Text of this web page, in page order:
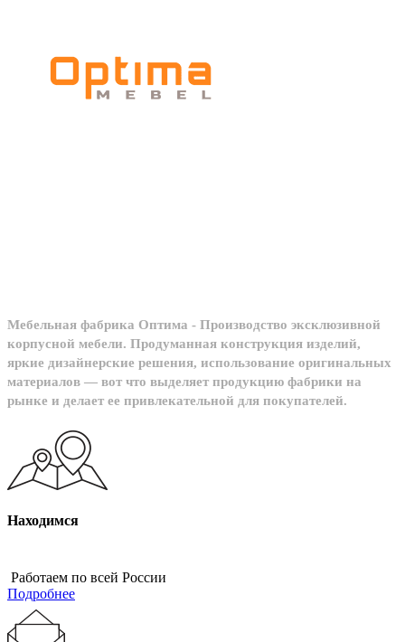
Мебельная фабрика Оптима - Производство эксклюзивной
корпусной мебели. Продуманная конструкция изделий,
яркие дизайнерские решения, использование оригинальных
материалов — вот что выделяет продукцию фабрики на
рынке и делает ее привлекательной для покупателей.
Находимся
Работаем по всей России
Подробнее